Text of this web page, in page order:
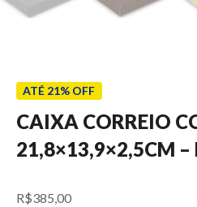
ATÉ 21% OFF
CAIXA CORREIO
21,8×13,9×2,5CM –
R$385,00